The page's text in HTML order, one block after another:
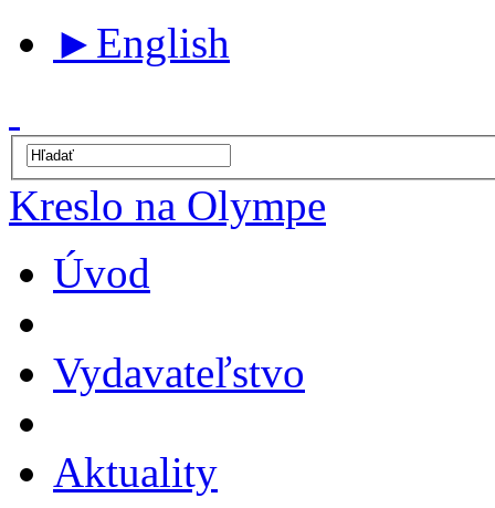
► English
Kreslo na Olympe
Úvod
Vydavateľstvo
Aktuality